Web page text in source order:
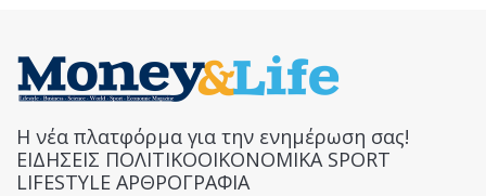
Η νέα πλατφόρμα για την ενημέρωση σας!
ΕΙΔΗΣΕΙΣ ΠΟΛΙΤΙΚΟΟΙΚΟΝΟΜΙΚΑ SPORT
LIFESTYLE ΑΡΘΡΟΓΡΑΦΙΑ